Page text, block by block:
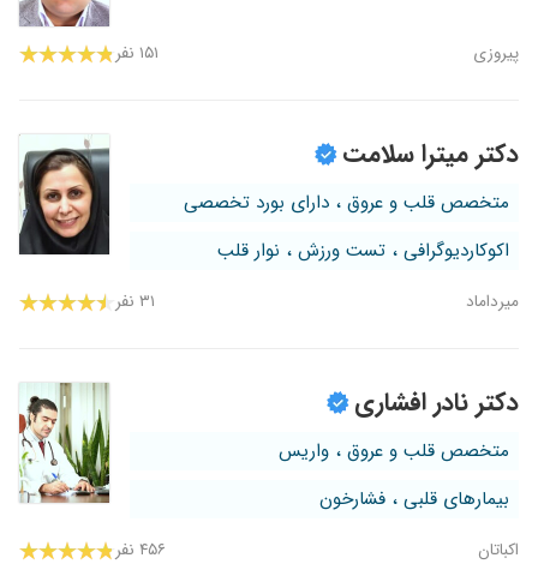
پیروزی ۱۵۱ نفر
دکتر میترا سلامت
متخصص قلب و عروق ، دارای بورد تخصصی
اکوکاردیوگرافی ، تست ورزش ، نوار قلب
میرداماد ۳۱ نفر
دکتر نادر افشاری
متخصص قلب و عروق ، واریس
بیمارهای قلبی ، فشارخون
اکباتان ۴۵۶ نفر